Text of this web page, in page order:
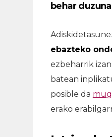
behar
ebazteko
ezbeharrik
batean
posible da
erako